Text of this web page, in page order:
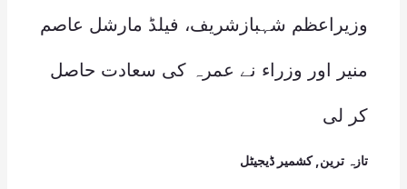
وزیراعظم شہبازشریف، فیلڈ مارشل عاصم
منیر اور وزراء نے عمرہ کی سعادت حاصل
کر لی
تازہ ترین ,کشمیر ڈیجیٹل